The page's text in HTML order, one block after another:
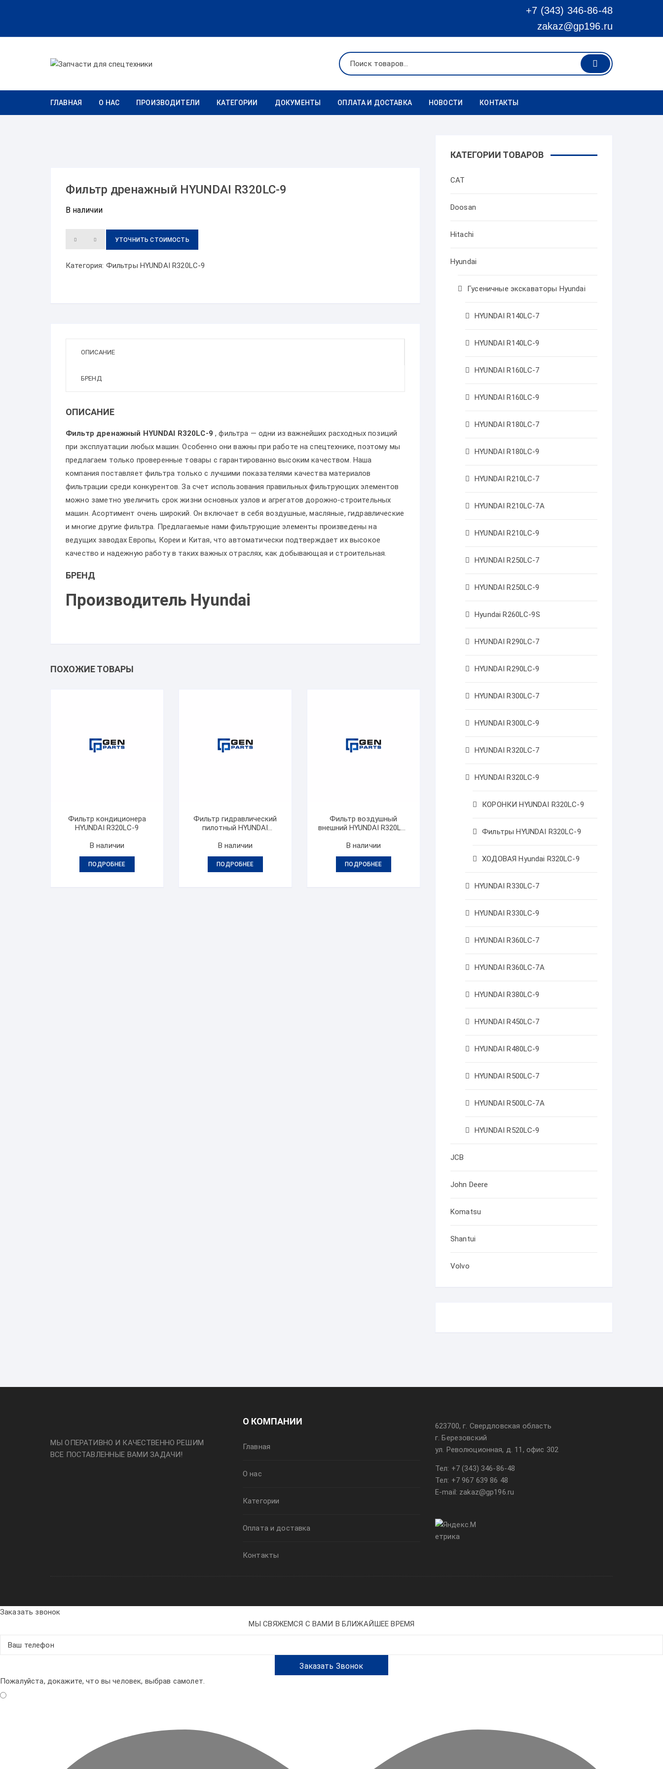
+7 (343) 346-86-48
zakaz@gp196.ru
ГЛАВНАЯ О НАС ПРОИЗВОДИТЕЛИ КАТЕГОРИИ ДОКУМЕНТЫ ОПЛАТА И ДОСТАВКА НОВОСТИ КОНТАКТЫ
Фильтр дренажный HYUNDAI R320LC-9
В наличии
УТОЧНИТЬ СТОИМОСТЬ
Категория: Фильтры HYUNDAI R320LC-9
ОПИСАНИЕ
БРЕНД
ОПИСАНИЕ
Фильтр дренажный HYUNDAI R320LC-9 , фильтра — одни из важнейших расходных позиций
при эксплуатации любых машин. Особенно они важны при работе на спецтехнике, поэтому мы
предлагаем только проверенные товары с гарантированно высоким качеством. Наша
компания поставляет фильтра только с лучшими показателями качества материалов
фильтрации среди конкурентов. За счет использования правильных фильтрующих элементов
можно заметно увеличить срок жизни основных узлов и агрегатов дорожно-строительных
машин. Асортимент очень широкий. Он включает в себя воздушные, масляные, гидравлические
и многие другие фильтра. Предлагаемые нами фильтрующие элементы произведены на
ведущих заводах Европы, Кореи и Китая, что автоматически подтверждает их высокое
качество и надежную работу в таких важных отраслях, как добывающая и строительная.
БРЕНД
Производитель Hyundai
ПОХОЖИЕ ТОВАРЫ
Фильтр кондиционера
HYUNDAI R320LC-9
В наличии
ПОДРОБНЕЕ
Фильтр гидравлический
пилотный HYUNDAI
В наличии
ПОДРОБНЕЕ
Фильтр воздушный
внешний HYUNDAI R320LC-
В наличии
ПОДРОБНЕЕ
КАТЕГОРИИ ТОВАРОВ
CAT
Doosan
Hitachi
Hyundai
Гусеничные экскаваторы Hyundai
HYUNDAI R140LC-7
HYUNDAI R140LC-9
HYUNDAI R160LC-7
HYUNDAI R160LC-9
HYUNDAI R180LC-7
HYUNDAI R180LC-9
HYUNDAI R210LC-7
HYUNDAI R210LC-7A
HYUNDAI R210LC-9
HYUNDAI R250LC-7
HYUNDAI R250LC-9
Hyundai R260LC-9S
HYUNDAI R290LC-7
HYUNDAI R290LC-9
HYUNDAI R300LC-7
HYUNDAI R300LC-9
HYUNDAI R320LC-7
HYUNDAI R320LC-9
КОРОНКИ HYUNDAI R320LC-9
Фильтры HYUNDAI R320LC-9
ХОДОВАЯ Hyundai R320LC-9
HYUNDAI R330LC-7
HYUNDAI R330LC-9
HYUNDAI R360LC-7
HYUNDAI R360LC-7A
HYUNDAI R380LC-9
HYUNDAI R450LC-7
HYUNDAI R480LC-9
HYUNDAI R500LC-7
HYUNDAI R500LC-7A
HYUNDAI R520LC-9
JCB
John Deere
Komatsu
Shantui
Volvo
МЫ ОПЕРАТИВНО И КАЧЕСТВЕННО РЕШИМ
ВСЕ ПОСТАВЛЕННЫЕ ВАМИ ЗАДАЧИ!
О КОМПАНИИ
Главная
О нас
Категории
Оплата и доставка
Контакты
623700, г. Свердловская область
г. Березовский
ул. Революционная, д. 11, офис 302
Тел: +7 (343) 346-86-48
Тел: +7 967 639 86 48
E-mail: zakaz@gp196.ru
Заказать звонок
МЫ СВЯЖЕМСЯ С ВАМИ В БЛИЖАЙШЕЕ ВРЕМЯ
Пожалуйста, докажите, что вы человек, выбрав самолет.